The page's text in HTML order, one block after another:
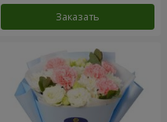
Заказать